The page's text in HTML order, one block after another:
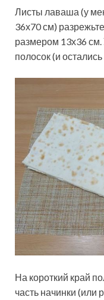
Листы лаваша (у
36х70 см)
размером 13х36 см.
полосок (и
На короткий край
часть начинки (или